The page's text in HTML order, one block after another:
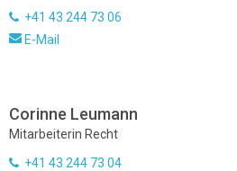
+41 43 244 73 06
E-Mail
Corinne Leumann
Mitarbeiterin Recht
+41 43 244 73 04